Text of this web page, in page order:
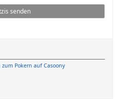
senden
Pokern auf Casoony